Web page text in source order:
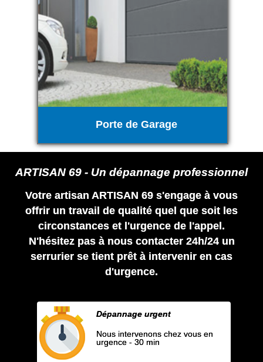
Porte de Garage
ARTISAN 69 - Un dépannage professionnel
Votre artisan ARTISAN 69 s'engage à vous
offrir un travail de qualité quel que soit les
circonstances et l'urgence de l'appel.
N'hésitez pas à nous contacter 24h/24 un
serrurier se tient prêt à intervenir en cas
d'urgence.
Dépannage urgent
Nous intervenons chez vous en
urgence - 30 min